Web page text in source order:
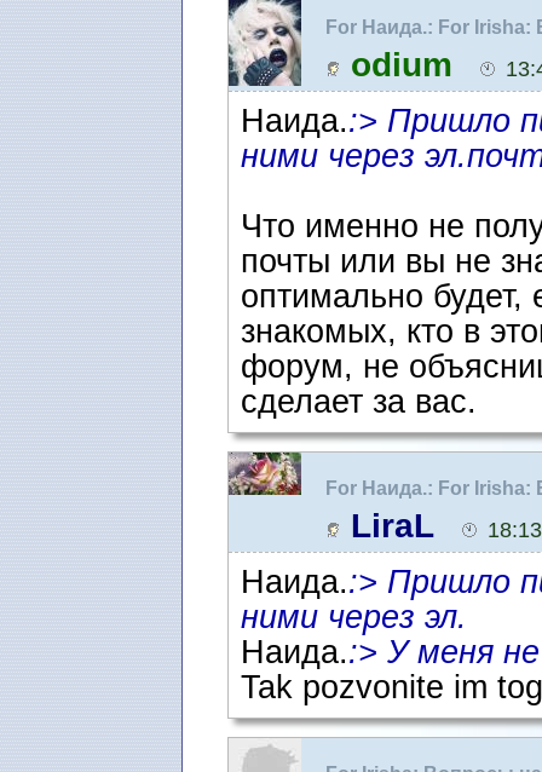
For Наида.: For
ожидания интервью
odium
Наида.:> Пришло
ними через
Что именно не
почты или вы не
оптимально будет,
знакомых, кто в
форум, не
сделает за вас.
For Наида.: For
ожидания интервью
LiraL 18:13
Наида.:> Пришло
ними через эл.
Наида.:> У меня
Tak pozvonite im